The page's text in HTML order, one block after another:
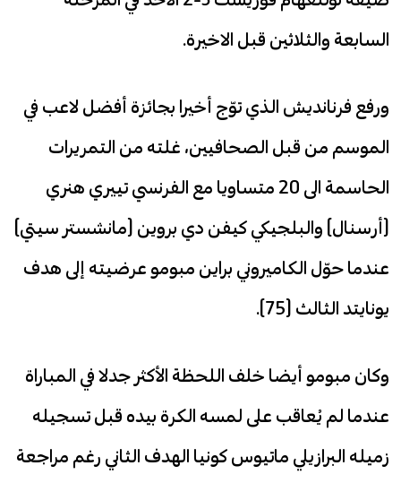
السابعة والثلاثين قبل الاخيرة.
ورفع فرنانديش الذي توّج أخيرا بجائزة أفضل لاعب في
الموسم من قبل الصحافيين، غلته من التمريرات
الحاسمة الى 20 متساويا مع الفرنسي تييري هنري
(أرسنال) والبلجيكي كيفن دي بروين (مانشستر سيتي)
عندما حوّل الكاميروني براين مبومو عرضيته إلى هدف
يونايتد الثالث (75).
وكان مبومو أيضا خلف اللحظة الأكثر جدلا في المباراة
عندما لم يُعاقب على لمسه الكرة بيده قبل تسجيله
زميله البرازيلي ماتيوس كونيا الهدف الثاني رغم مراجعة